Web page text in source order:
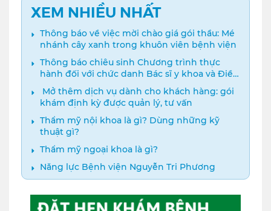
XEM NHIỀU NHẤT
Thông báo về việc mời chào giá gói thầu: Mé
nhánh cây xanh trong khuôn viên bệnh viện
Thông báo chiêu sinh Chương trình thực
hành đối với chức danh Bác sĩ y khoa và Điều
dưỡng năm 2024
️ Mở thêm dịch vụ dành cho khách hàng: gói
khám định kỳ được quản lý, tư vấn
Thẩm mỹ nội khoa là gì? Dùng những kỹ
thuật gì?
Thẩm mỹ ngoại khoa là gì?
Năng lực Bệnh viện Nguyễn Tri Phương